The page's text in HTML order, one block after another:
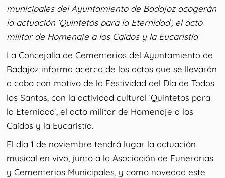
municipales del Ayuntamiento de Badajoz acogerán
la actuación ‘Quintetos para la Eternidad’, el acto
militar de Homenaje a los Caídos y la Eucaristía
La Concejalía de Cementerios del Ayuntamiento de
Badajoz informa acerca de los actos que se llevarán
a cabo con motivo de la Festividad del Día de Todos
los Santos, con la actividad cultural ‘Quintetos para
la Eternidad’, el acto militar de Homenaje a los
Caídos y la Eucaristía.
El día 1 de noviembre tendrá lugar la actuación
musical en vivo, junto a la Asociación de Funerarias
y Cementerios Municipales, y como novedad este